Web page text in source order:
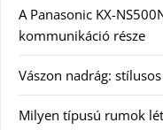
A Panasonic KX-
kommunikáció része
Vászon nadrág:
Milyen típusú rumok